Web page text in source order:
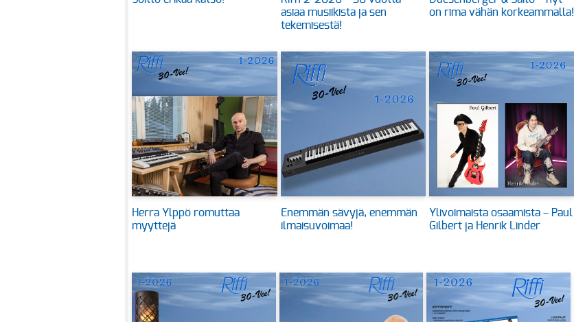
asiaa musiikista ja sen
tekemisestä!
on rima vähän korkeammalla!
Herra Ylppö romuttaa
myyttejä
Enemmän sävyjä, enemmän
ilmaisuvoimaa!
Ylivoimaista osaamista – Paul
Gilbert ja Henrik Linder